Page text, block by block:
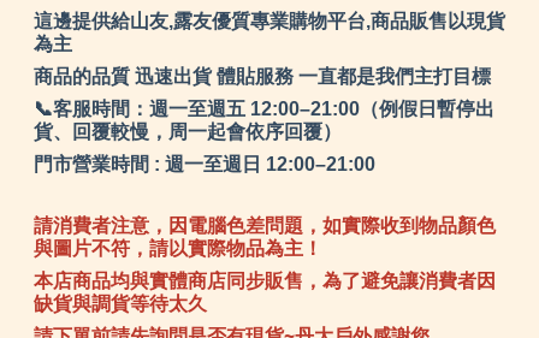
這邊提供給山友,露友優質專業購物平台,商品販售以現貨
為主
商品的品質 迅速出貨 體貼服務 一直都是我們主打目標
📞客服時間：週一至週五 12:00–21:00（例假日暫停出
貨、回覆較慢，周一起會依序回覆）
門市營業時間 : 週一至週日 12:00–21:00
請消費者注意，因電腦色差問題，如實際收到物品顏色
與圖片不符，請以實際物品為主！
本店商品均與實體商店同步販售，為了避免讓消費者因
缺貨與調貨等待太久